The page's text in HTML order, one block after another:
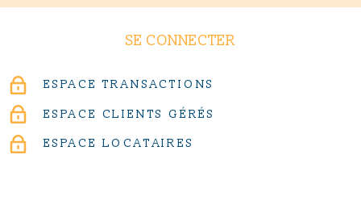
SE CONNECTER
ESPACE TRANSACTIONS
ESPACE CLIENTS GÉRÉS
ESPACE LOCATAIRES